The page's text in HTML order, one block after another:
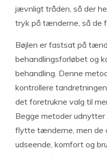
jævnligt tråden, så der
tryk på tænderne, så de
Bøjlen er fastsat på
behandlingsforløbet og
behandling. Denne
kontrollere
det foretrukne valg til
Begge metoder
flytte tænderne, men de
udseende, komfort og